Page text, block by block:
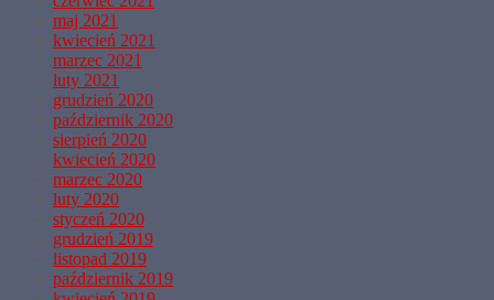
maj 2021
kwiecień 2021
marzec 2021
luty 2021
grudzień 2020
październik 2020
sierpień 2020
kwiecień 2020
marzec 2020
luty 2020
styczeń 2020
grudzień 2019
listopad 2019
październik 2019